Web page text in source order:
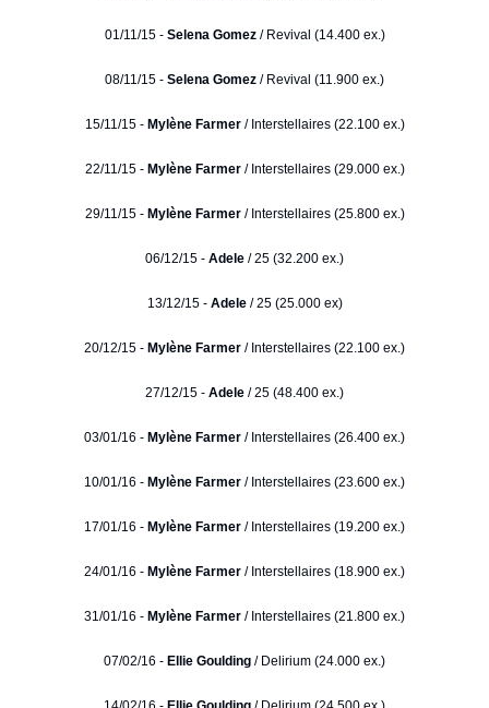
01/11/15 - Selena Gomez/ Revival (14.400 ex.)
08/11/15 - Selena Gomez / Revival (11.900 ex.)
15/11/15 - Mylène Farmer/ Interstellaires (22.100 ex.)
22/11/15 - Mylène Farmer/ Interstellaires (29.000 ex.)
29/11/15 - Mylène Farmer/ Interstellaires (25.800 ex.)
06/12/15 - Adele / 25 (32.200 ex.)
13/12/15 - Adele / 25 (25.000 ex)
20/12/15 - Mylène Farmer / Interstellaires (22.100 ex.)
27/12/15 - Adele / 25 (48.400 ex.)
03/01/16 - Mylène Farmer / Interstellaires (26.400 ex.)
10/01/16 - Mylène Farmer / Interstellaires (23.600 ex.)
17/01/16 - Mylène Farmer / Interstellaires (19.200 ex.)
24/01/16 - Mylène Farmer / Interstellaires (18.900 ex.)
31/01/16 - Mylène Farmer / Interstellaires (21.800 ex.)
07/02/16 - Ellie Goulding / Delirium (24.000 ex.)